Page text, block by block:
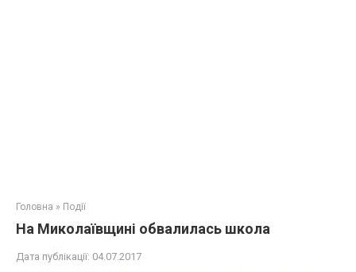
Головна » Події
На Миколаївщині обвалилась школа
Дата публікації: 04.07.2017